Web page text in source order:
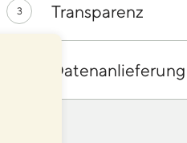
3 Transparenz
Datenanlieferung